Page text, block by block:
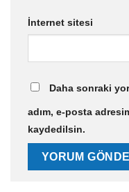
İnternet sitesi
Daha sonraki
adım, e-posta
kaydedilsin.